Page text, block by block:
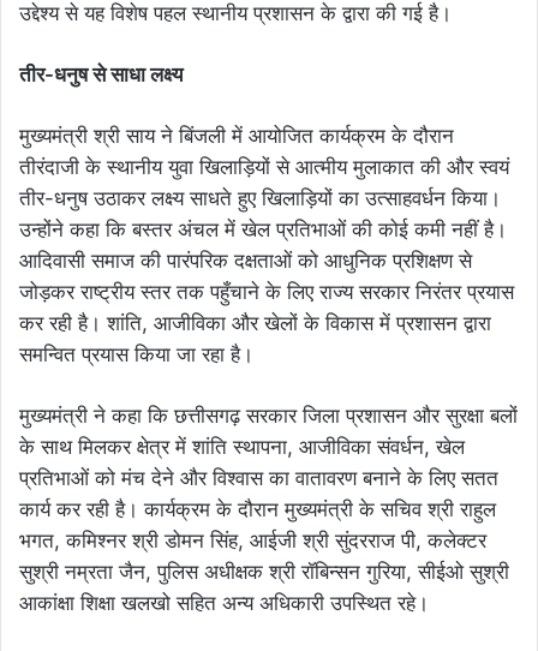
उद्देश्य से यह विशेष पहल स्थानीय प्रशासन के द्वारा की गई है।
तीर-धनुष से साधा लक्ष्य
मुख्यमंत्री श्री साय ने बिंजली में आयोजित कार्यक्रम के दौरान
तीरंदाजी के स्थानीय युवा खिलाड़ियों से आत्मीय मुलाकात की और स्वयं
तीर-धनुष उठाकर लक्ष्य साधते हुए खिलाड़ियों का उत्साहवर्धन किया।
उन्होंने कहा कि बस्तर अंचल में खेल प्रतिभाओं की कोई कमी नहीं है।
आदिवासी समाज की पारंपरिक दक्षताओं को आधुनिक प्रशिक्षण से
जोड़कर राष्ट्रीय स्तर तक पहुँचाने के लिए राज्य सरकार निरंतर प्रयास
कर रही है। शांति, आजीविका और खेलों के विकास में प्रशासन द्वारा
समन्वित प्रयास किया जा रहा है।
मुख्यमंत्री ने कहा कि छत्तीसगढ़ सरकार जिला प्रशासन और सुरक्षा बलों
के साथ मिलकर क्षेत्र में शांति स्थापना, आजीविका संवर्धन, खेल
प्रतिभाओं को मंच देने और विश्वास का वातावरण बनाने के लिए सतत
कार्य कर रही है। कार्यक्रम के दौरान मुख्यमंत्री के सचिव श्री राहुल
भगत, कमिश्नर श्री डोमन सिंह, आईजी श्री सुंदरराज पी, कलेक्टर
सुश्री नम्रता जैन, पुलिस अधीक्षक श्री रॉबिन्सन गुरिया, सीईओ सुश्री
आकांक्षा शिक्षा खलखो सहित अन्य अधिकारी उपस्थित रहे।